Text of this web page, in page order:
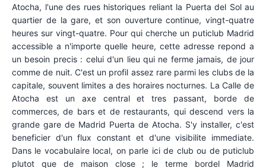
Atocha, l'une des rues historiques reliant la Puerta del Sol au
quartier de la gare, et son ouverture continue, vingt-quatre
heures sur vingt-quatre. Pour qui cherche un puticlub Madrid
accessible a n'importe quelle heure, cette adresse repond a
un besoin precis : celui d'un lieu qui ne ferme jamais, de jour
comme de nuit. C'est un profil assez rare parmi les clubs de la
capitale, souvent limites a des horaires nocturnes. La Calle de
Atocha est un axe central et tres passant, borde de
commerces, de bars et de restaurants, qui descend vers la
grande gare de Madrid Puerta de Atocha. S'y installer, c'est
beneficier d'un flux constant et d'une visibilite immediate.
Dans le vocabulaire local, on parle ici de club ou de puticlub
plutot que de maison close ; le terme bordel Madrid